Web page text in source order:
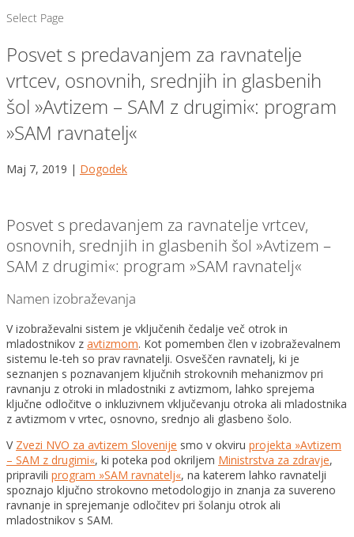
Select Page
Posvet s predavanjem za ravnatelje
vrtcev, osnovnih, srednjih in glasbenih
šol »Avtizem – SAM z drugimi«: program
»SAM ravnatelj«
Maj 7, 2019 | Dogodek
Posvet s predavanjem za ravnatelje vrtcev,
osnovnih, srednjih in glasbenih šol »Avtizem –
SAM z drugimi«: program »SAM ravnatelj«
Namen izobraževanja
V izobraževalni sistem je vključenih čedalje več otrok in
mladostnikov z avtizmom. Kot pomemben člen v izobraževalnem
sistemu le-teh so prav ravnatelji. Osveščen ravnatelj, ki je
seznanjen s poznavanjem ključnih strokovnih mehanizmov pri
ravnanju z otroki in mladostniki z avtizmom, lahko sprejema
ključne odločitve o inkluzivnem vključevanju otroka ali mladostnika
z avtizmom v vrtec, osnovno, srednjo ali glasbeno šolo.
V Zvezi NVO za avtizem Slovenije smo v okviru projekta »Avtizem
– SAM z drugimi«, ki poteka pod okriljem Ministrstva za zdravje,
pripravili program »SAM ravnatelj«, na katerem lahko ravnatelji
spoznajo ključno strokovno metodologijo in znanja za suvereno
ravnanje in sprejemanje odločitev pri šolanju otrok ali
mladostnikov s SAM.